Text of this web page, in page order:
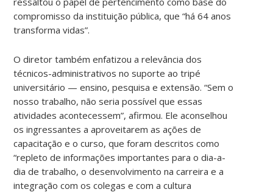
compromisso da instituição pública, que “há 64 anos
transforma vidas”.
O diretor também enfatizou a relevância dos
técnicos-administrativos no suporte ao tripé
universitário — ensino, pesquisa e extensão. “Sem o
nosso trabalho, não seria possível que essas
atividades acontecessem”, afirmou. Ele aconselhou
os ingressantes a aproveitarem as ações de
capacitação e o curso, que foram descritos como
“repleto de informações importantes para o dia-a-
dia de trabalho, o desenvolvimento na carreira e a
integração com os colegas e com a cultura